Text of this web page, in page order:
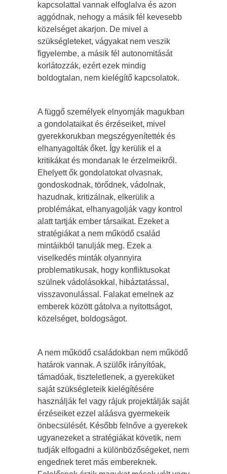
kapcsolattal vannak elfoglalva és azon
aggódnak, nehogy a másik fél kevesebb
közelséget akarjon. De mivel a
szükségleteket, vágyakat nem veszik
figyelembe, a másik fél autonomitását
korlátozzák, ezért ezek mindig
boldogtalan, nem kielégítő kapcsolatok.
A függő személyek elnyomják magukban
a gondolataikat és érzéseiket, mivel
gyerekkorukban megszégyenítették és
elhanyagolták őket. Így kerülik el a
kritikákat és mondanak le érzelmeikről.
Ehelyett ők gondolatokat olvasnak,
gondoskodnak, törődnek, vádolnak,
hazudnak, kritizálnak, elkerülik a
problémákat, elhanyagolják vagy kontrol
alatt tartják ember társaikat. Ezeket a
stratégiákat a nem működő család
mintáikból tanulják meg. Ezek a
viselkedés minták olyannyira
problematikusak, hogy konfliktusokat
szülnek vádolásokkal, hibáztatással,
visszavonulással. Falakat emelnek az
emberek között gátolva a nyitottságot,
közelséget, boldogságot.
A nem működő családokban nem működő
határok vannak. A szülők irányítóak,
támadóak, tiszteletlenek, a gyereküket
saját szükségleteik kielégítésére
használják fel vagy rájuk projektálják saját
érzéseiket ezzel aláásva gyermekeik
önbecsülését. Később felnőve a gyerekek
ugyanezeket a stratégiákat követik, nem
tudják elfogadni a különbözőségeket, nem
engednek teret más embereknek.